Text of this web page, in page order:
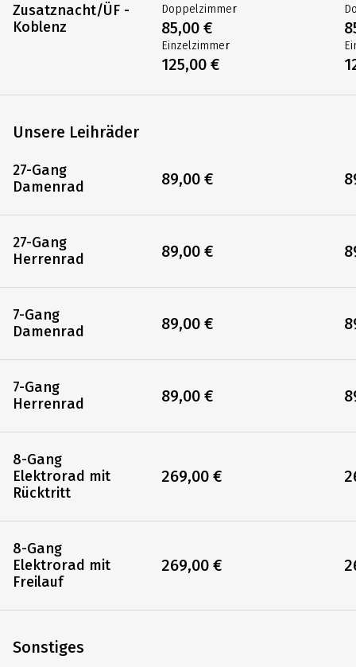
Zusatznacht/ÜF -
Koblenz
Unsere Leihräder
27-Gang
Damenrad
27-Gang
Herrenrad
7-Gang
Damenrad
7-Gang
Herrenrad
8-Gang
Elektrorad mit
Rücktritt
8-Gang
Elektrorad mit
Freilauf
Sonstiges
Doppelzimmer
85,00 €
Einzelzimmer
125,00 €
89,00 €
89,00 €
89,00 €
89,00 €
269,00 €
269,00 €